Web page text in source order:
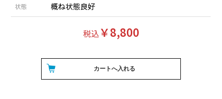
状態 概ね状態良好
税込￥8,800